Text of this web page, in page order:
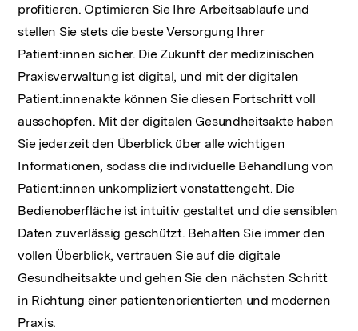
profitieren. Optimieren Sie Ihre Arbeitsabläufe und
stellen Sie stets die beste Versorgung Ihrer
Patient:innen sicher. Die Zukunft der medizinischen
Praxisverwaltung ist digital, und mit der digitalen
Patient:innenakte können Sie diesen Fortschritt voll
ausschöpfen. Mit der digitalen Gesundheitsakte haben
Sie jederzeit den Überblick über alle wichtigen
Informationen, sodass die individuelle Behandlung von
Patient:innen unkompliziert vonstattengeht. Die
Bedienoberfläche ist intuitiv gestaltet und die sensiblen
Daten zuverlässig geschützt. Behalten Sie immer den
vollen Überblick, vertrauen Sie auf die digitale
Gesundheitsakte und gehen Sie den nächsten Schritt
in Richtung einer patientenorientierten und modernen
Praxis.